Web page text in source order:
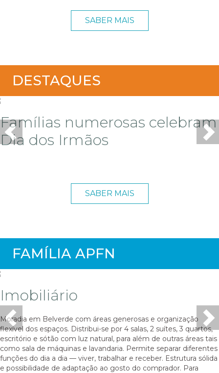
SABER MAIS
DESTAQUES
Famílias numerosas celebram
Dia dos Irmãos
SABER MAIS
Previous
FAMÍLIA APFN
Imobiliário
Moradia em Belverde com áreas generosas e organização
flexível dos espaços. Distribui-se por 4 salas, 2 suítes, 3 quartos,
escritório e sótão com luz natural, para além de outras áreas tais
como sala de máquinas e lavandaria. Permite separar diferentes
funções do dia a dia — viver, trabalhar e receber. Estrutura sólida
e possibilidade de adaptação ao gosto do comprador. Para
Previous